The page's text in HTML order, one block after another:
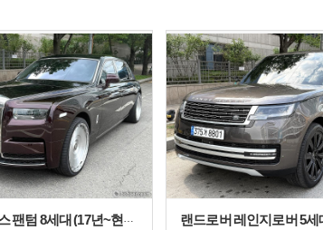
롤스로이스 팬텀 8세대 (17년~현재) 6.7 V12 EWB